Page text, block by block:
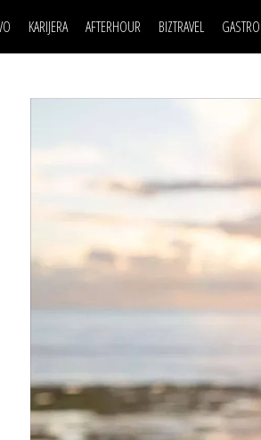
KARIJERA
USAVRŠAVANJE
KNOW-HOW
AFTERHOUR
STIL
BIZTRAVEL
BACK TO
POSAO
MOJ UGAO
FILM I SCENA
AUTO SVET
BMW